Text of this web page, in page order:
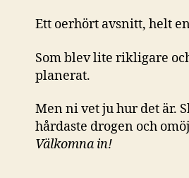
Ett oerhört avsnitt, helt
Som blev lite rikligare
planerat.
Men ni vet ju hur det är.
hårdaste drogen och
Välkomna in!